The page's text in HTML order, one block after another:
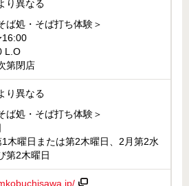
り異なる
ば処・そば打ち体験＞
16:00
L.O
第閉店
り異なる
ば処・そば打ち体験＞
木曜日または第2木曜日、2月第2水
第2木曜日